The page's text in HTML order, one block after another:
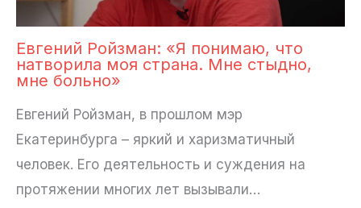
Евгений Ройзман: «Я понимаю, что
натворила моя страна. Мне стыдно,
мне больно»
Евгений Ройзман, в прошлом мэр
Екатеринбурга – яркий и харизматичный
человек. Его деятельность и суждения на
протяжении многих лет вызывали…